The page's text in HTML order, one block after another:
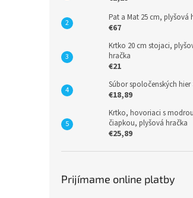
Pat a Mat 25 cm, plyšová
€67
Krtko 20 cm stojaci,
hračka
€21
Súbor spoločenských hier
€18,89
Krtko, hovoriaci s modrou
čiapkou, plyšová hračka
€25,89
Prijímame online platby